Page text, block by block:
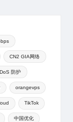
CN2 GIA网络
防护
orangevps
TikTok
中国优化